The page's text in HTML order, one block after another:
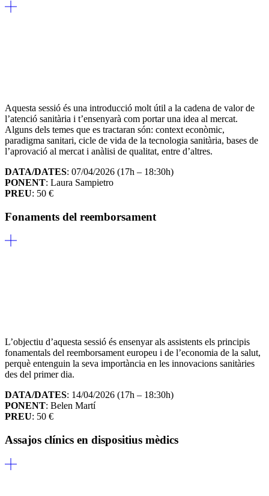
Aquesta sessió és una introducció molt útil a la cadena de valor de
l’atenció sanitària i t’ensenyarà com portar una idea al mercat.
Alguns dels temes que es tractaran són: context econòmic,
paradigma sanitari, cicle de vida de la tecnologia sanitària, bases de
l’aprovació al mercat i anàlisi de qualitat, entre d’altres.
DATA/DATES: 07/04/2026 (17h – 18:30h)
PONENT: Laura Sampietro
PREU: 50 €
Fonaments del reemborsament
L’objectiu d’aquesta sessió és ensenyar als assistents els principis
fonamentals del reemborsament europeu i de l’economia de la salut,
perquè entenguin la seva importància en les innovacions sanitàries
des del primer dia.
DATA/DATES: 14/04/2026 (17h – 18:30h)
PONENT: Belen Martí
PREU: 50 €
Assajos clínics en dispositius mèdics